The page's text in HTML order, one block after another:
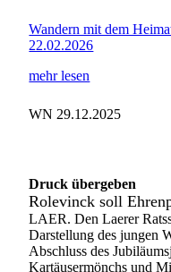
Wandern mit dem
22.02.2026
mehr lesen
WN 29.12.2025
Druck übergeben
Rolevinck soll
LAER. Den Laerer
Darstellung des jungen
Abschluss des
Kartäusermönchs und